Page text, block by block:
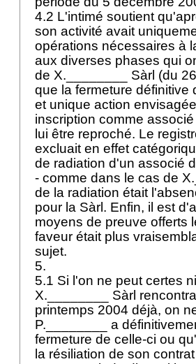
4.2 L'intimé soutient
son activité avait
opérations nécessaires à
aux diverses phases qui
de X.________ Sàrl (du
que la fermeture définitive
et unique action
inscription comme
lui être reproché. Le
excluait en effet
de radiation d'un associé
- comme dans le cas de
de la radiation était
pour la Sàrl. Enfin, il est
moyens de preuve offerts
faveur était plus
sujet.
5.
5.1 Si l'on ne peut certes
X.________ Sàrl
printemps 2004 déjà, on
P.________ a
fermeture de celle-ci ou
la résiliation de son